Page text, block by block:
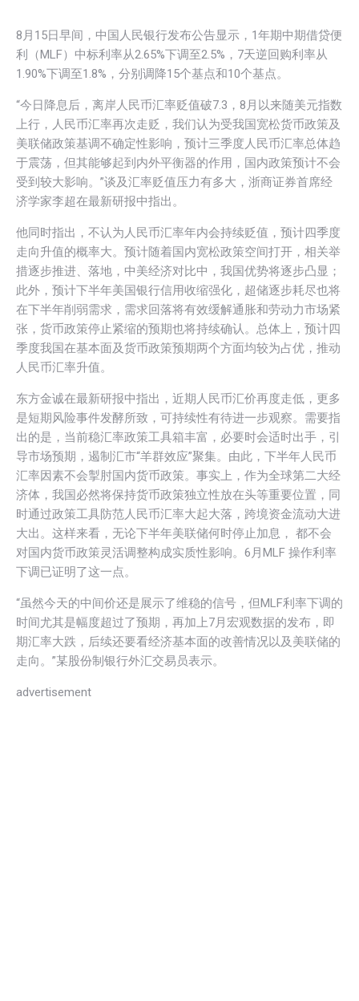
8月15日早间，中国人民银行发布公告显示，1年期中期借贷便
利（MLF）中标利率从2.65%下调至2.5%，7天逆回购利率从
1.90%下调至1.8%，分别调降15个基点和10个基点。
“今日降息后，离岸人民币汇率贬值破7.3，8月以来随美元指数
上行，人民币汇率再次走贬，我们认为受我国宽松货币政策及
美联储政策基调不确定性影响，预计三季度人民币汇率总体趋
于震荡，但其能够起到内外平衡器的作用，国内政策预计不会
受到较大影响。”谈及汇率贬值压力有多大，浙商证券首席经
济学家李超在最新研报中指出。
他同时指出，不认为人民币汇率年内会持续贬值，预计四季度
走向升值的概率大。预计随着国内宽松政策空间打开，相关举
措逐步推进、落地，中美经济对比中，我国优势将逐步凸显；
此外，预计下半年美国银行信用收缩强化，超储逐步耗尽也将
在下半年削弱需求，需求回落将有效缓解通胀和劳动力市场紧
张，货币政策停止紧缩的预期也将持续确认。总体上，预计四
季度我国在基本面及货币政策预期两个方面均较为占优，推动
人民币汇率升值。
东方金诚在最新研报中指出，近期人民币汇价再度走低，更多
是短期风险事件发酵所致，可持续性有待进一步观察。需要指
出的是，当前稳汇率政策工具箱丰富，必要时会适时出手，引
导市场预期，遏制汇市“羊群效应”聚集。由此，下半年人民币
汇率因素不会掣肘国内货币政策。事实上，作为全球第二大经
济体，我国必然将保持货币政策独立性放在头等重要位置，同
时通过政策工具防范人民币汇率大起大落，跨境资金流动大进
大出。这样来看，无论下半年美联储何时停止加息， 都不会
对国内货币政策灵活调整构成实质性影响。6月MLF 操作利率
下调已证明了这一点。
“虽然今天的中间价还是展示了维稳的信号，但MLF利率下调的
时间尤其是幅度超过了预期，再加上7月宏观数据的发布，即
期汇率大跌，后续还要看经济基本面的改善情况以及美联储的
走向。”某股份制银行外汇交易员表示。
advertisement